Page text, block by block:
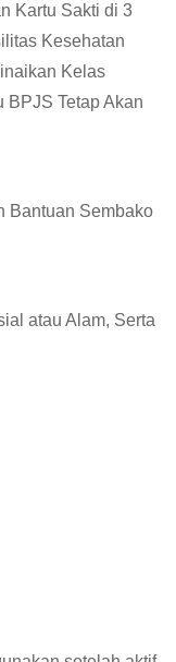
Kartu Sakti di 3
Kesehatan
Kelas
BPJS Tetap Akan
Bantuan Sembako
atau Alam, Serta